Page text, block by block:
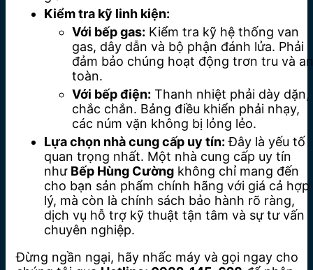
Kiểm tra kỹ linh kiện:
Với bếp gas: Kiểm tra kỹ hệ thống van
gas, dây dẫn và bộ phận đánh lửa. Phải
đảm bảo chúng hoạt động trơn tru và an
toàn.
Với bếp điện: Thanh nhiệt phải dày dặn,
chắc chắn. Bảng điều khiển phải nhạy,
các núm vặn không bị lỏng lẻo.
Lựa chọn nhà cung cấp uy tín: Đây là yếu tố
quan trọng nhất. Một nhà cung cấp uy tín
như Bếp Hùng Cường không chỉ mang đến
cho bạn sản phẩm chính hãng với giá cả hợp
lý, mà còn là chính sách bảo hành rõ ràng,
dịch vụ hỗ trợ kỹ thuật tận tâm và sự tư vấn
chuyên nghiệp.
Đừng ngần ngại, hãy nhấc máy và gọi ngay cho